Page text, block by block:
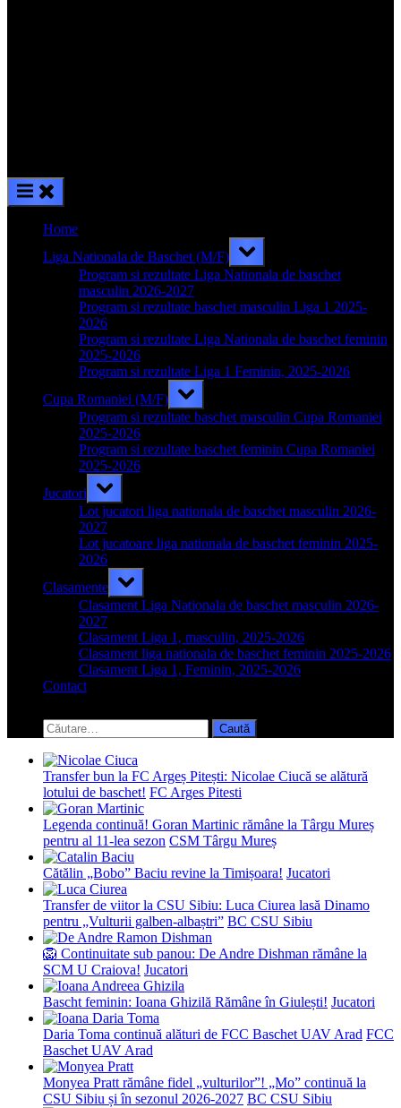
Home
Liga Nationala de Baschet (M/F)
Toggle
sub-
menu
Program si rezultate Liga Nationala de baschet
masculin 2026-2027
Program si rezultate baschet masculin Liga 1 2025-
2026
Program si rezultate Liga Nationala de baschet feminin
2025-2026
Program si rezultate Liga 1 Feminin, 2025-2026
Cupa Romaniei (M/F)
Toggle
sub-
menu
Program si rezultate baschet masculin Cupa Romaniei
2025-2026
Program si rezultate baschet feminin Cupa Romaniei
2025-2026
Jucatori
Toggle
sub-
menu
Lot jucatori liga nationala de baschet masculin 2026-
2027
Lot jucatoare liga nationala de baschet feminin 2025-
2026
Clasamente
Toggle
sub-
menu
Clasament Liga Nationala de baschet masculin 2026-
2027
Clasament Liga 1, masculin, 2025-2026
Clasament liga nationala de baschet feminin 2025-2026
Clasament Liga 1, Feminin, 2025-2026
Contact
search
form
Caută
după:
Transfer bun la FC Argeș Pitești: Nicolae Ciucă se alătură
lotului de baschet! FC Arges Pitesti
Legenda continuă! Goran Martinic rămâne la Târgu Mureș
pentru al 11-lea sezon CSM Târgu Mureș
Cătălin „Bobo” Baciu revine la Timișoara! Jucatori
Transfer de viitor la CSU Sibiu: Luca Ciurea lasă Dinamo
pentru „Vulturii galben-albaștri” BC CSU Sibiu
🦁 Continuitate sub panou: De Andre Dishman rămâne la
SCM U Craiova! Jucatori
Bascht feminin: Ioana Ghizilă Rămâne în Giulești! Jucatori
Daria Toma continuă alături de FCC Baschet UAV Arad FCC
Baschet UAV Arad
Monyea Pratt rămâne fidel „vulturilor”! „Mo” continuă la
CSU Sibiu și în sezonul 2026-2027 BC CSU Sibiu